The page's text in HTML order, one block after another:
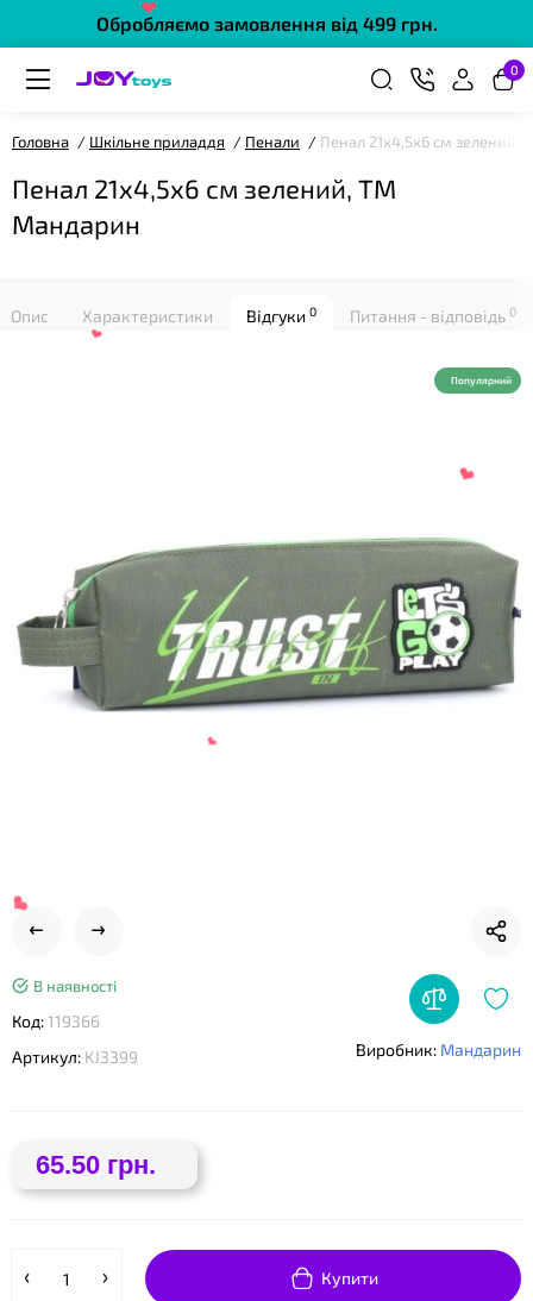
Обробляємо замовлення від 499 грн.
0
Головна Шкільне приладдя Пенали Пенал 21х4,5х6 см
Пенал 21х4,5х6 см зелений, ТМ
Мандарин
Опис Характеристики Відгуки 0 Питання - відповідь 0
Популярний
В наявності
Код:119366
Артикул: KJ3399 Виробник: Мандарин
65.50 грн.
Купити
❤
❤
❤